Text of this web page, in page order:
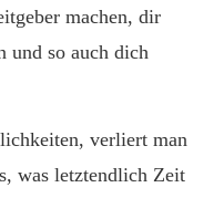
machen, dir
und so auch dich
verliert man
was letztendlich Zeit